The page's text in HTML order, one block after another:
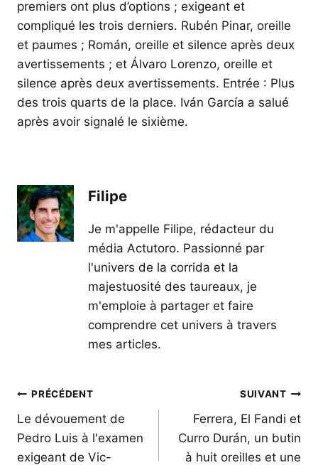
premiers ont plus d’options ; exigeant et
compliqué les trois derniers. Rubén Pinar, oreille
et paumes ; Román, oreille et silence après deux
avertissements ; et Álvaro Lorenzo, oreille et
silence après deux avertissements. Entrée : Plus
des trois quarts de la place. Iván García a salué
après avoir signalé le sixième.
Filipe
Je m'appelle Filipe, rédacteur du
média Actutoro. Passionné par
l'univers de la corrida et la
majestuosité des taureaux, je
m'emploie à partager et faire
comprendre cet univers à travers
mes articles.
Navigation
de
l’article
PRÉCÉDENT
Le dévouement de
Pedro Luis à l'examen
exigeant de Vic-
SUIVANT
Ferrera, El Fandi et
Curro Durán, un butin
à huit oreilles et une